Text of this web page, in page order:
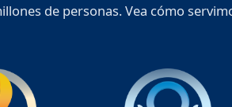
de personas. Vea cómo